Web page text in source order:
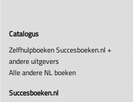
Catalogus
Zelfhulpboeken Succesboeken.nl +
andere uitgevers
Alle andere NL boeken
Succesboeken.nl